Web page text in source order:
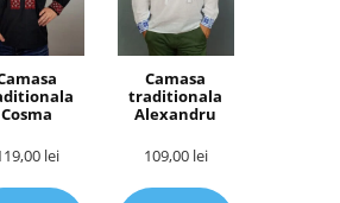
Cosma
lei
Camasa
traditionala
Alexandru
109,00 lei